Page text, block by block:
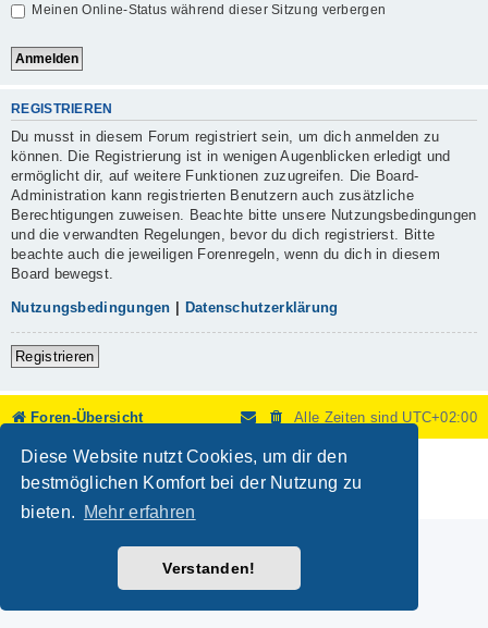
Diese Website nutzt Cookies, um dir den
bestmöglichen Komfort bei der Nutzung zu
bieten.
Mehr erfahren
Verstanden!
Meinen Online-Status während dieser Sitzung verbergen
REGISTRIEREN
Du musst in diesem Forum registriert sein, um dich anmelden zu
können. Die Registrierung ist in wenigen Augenblicken erledigt und
ermöglicht dir, auf weitere Funktionen zuzugreifen. Die Board-
Administration kann registrierten Benutzern auch zusätzliche
Berechtigungen zuweisen. Beachte bitte unsere Nutzungsbedingungen
und die verwandten Regelungen, bevor du dich registrierst. Bitte
beachte auch die jeweiligen Forenregeln, wenn du dich in diesem
Board bewegst.
Nutzungsbedingungen Datenschutzerklärung
Registrieren
Foren-Übersicht Alle Zeiten sind UTC+02:00
Powered byphpBB® Forum Software © phpBB Limited
Deutsche Übersetzung durchphpBB.de